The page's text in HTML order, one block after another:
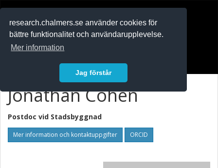
research.chalmers.se använder cookies för
bättre funktionalitet och användarupplevelse.
Mer information
Jag förstår
Jonathan Cohen
Postdoc vid Stadsbyggnad
Mer information och kontaktuppgifter ORCID